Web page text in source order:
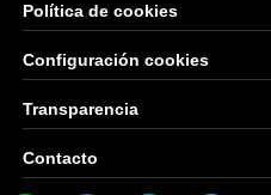
Política de cookies
Configuración cookies
Transparencia
Contacto